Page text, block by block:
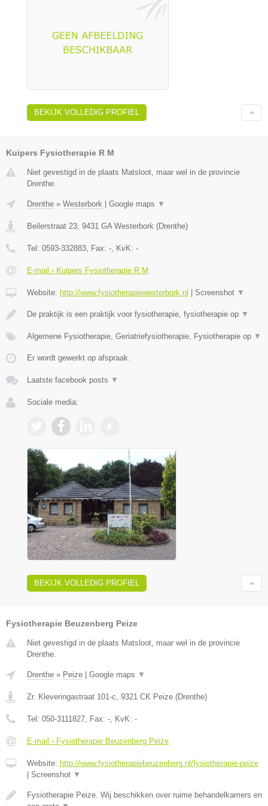
BEKIJK VOLLEDIG PROFIEL
Kuipers Fysiotherapie R M
Niet gevestigd in de plaats Matsloot, maar wel in de provincie
Drenthe.
Drenthe » Westerbork Google maps ▼
Beilerstraat 23, 9431 GA Westerbork (Drenthe)
Tel: 0593-332883, Fax: -, KvK: -
E-mail › Kuipers Fysiotherapie R M
Website: http://www.fysiotherapiewesterbork.nl Screenshot ▼
De praktijk is een praktijk voor fysiotherapie, fysiotherapie op ▼
Algemene Fysiotherapie, Geriatriefysiotherapie, Fysiotherapie op ▼
Er wordt gewerkt op afspraak.
Laatste facebook posts ▼
Sociale media:
BEKIJK VOLLEDIG PROFIEL
Fysiotherapie Beuzenberg Peize
Niet gevestigd in de plaats Matsloot, maar wel in de provincie
Drenthe.
Drenthe » Peize Google maps ▼
Zr. Kleveringastraat 101-c 9321 CK Peize (Drenthe)
Tel: 050-3111827 , Fax: - , KvK: -
E-mail › Fysiotherapie Beuzenberg Peize
Website: http://www.fysiotherapiebeuzenberg.nl/fysiotherapie-peize
Screenshot ▼
Fysiotherapie Peize. Wij beschikken over ruime behandelkamers en